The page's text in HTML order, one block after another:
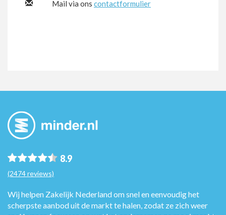
Mail via ons contactformulier
8.9
(2474 reviews)
Wij helpen Zakelijk Nederland om snel en eenvoudig het
scherpste aanbod uit de markt te halen, zodat ze zich weer